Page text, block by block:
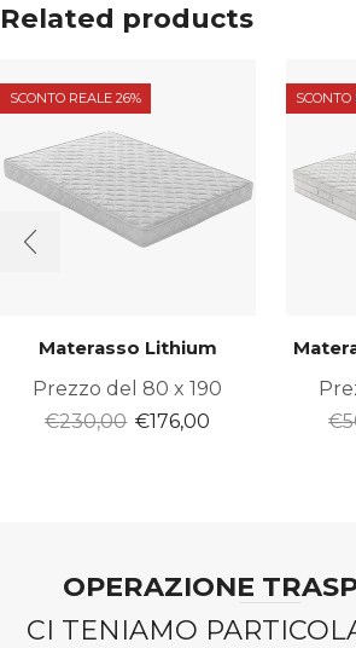
Related products
SCONTO REALE 26%
Materasso Lithium
Prezzo del 80 x 190
€230,00 Il
€176,00
SCONTO
€
OPERAZIONE
CI TENIAMO